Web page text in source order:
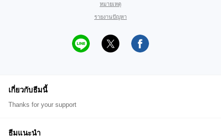
หมายเหตุ
รายงานปัญหา
เกี่ยวกับธีมนี้
Thanks for your support
ธีมแนะนำ